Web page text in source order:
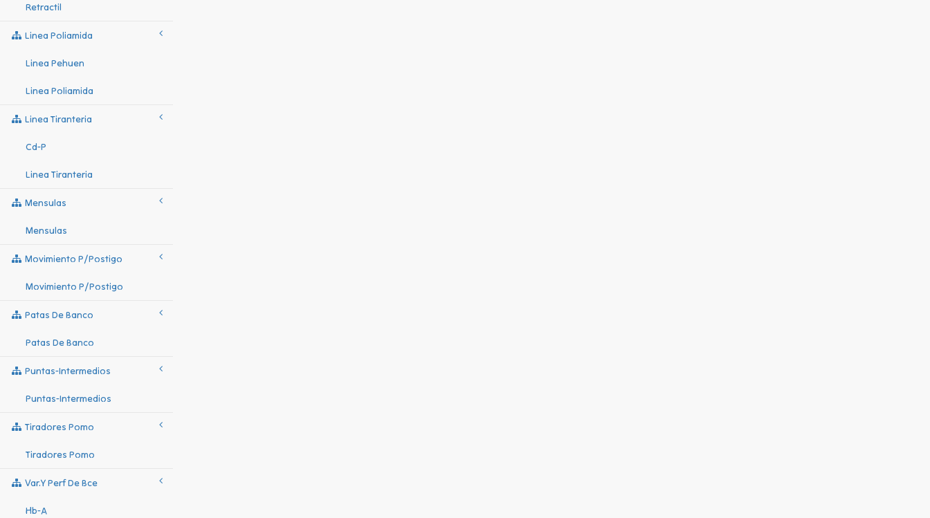
Retractil
Linea Poliamida
Linea Pehuen
Linea Poliamida
Linea Tiranteria
Cd-P
Linea Tiranteria
Mensulas
Mensulas
Movimiento P/postigo
Movimiento P/postigo
Patas De Banco
Patas De Banco
Puntas-Intermedios
Puntas-Intermedios
Tiradores Pomo
Tiradores Pomo
Var.y Perf De Bce
Hb-A